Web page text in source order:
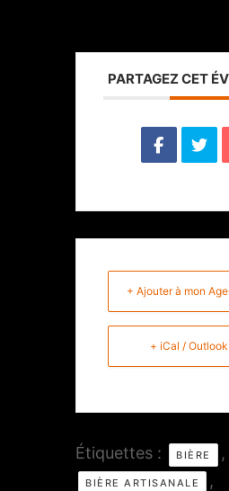
PARTAGEZ CET
+ Ajouter à mon
+ iCal /
Étiquettes : BIÈRE ,
BIÈRE ARTISANALE ,